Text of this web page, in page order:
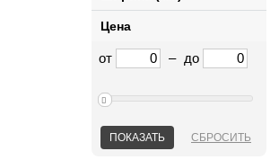
Цена
от – до